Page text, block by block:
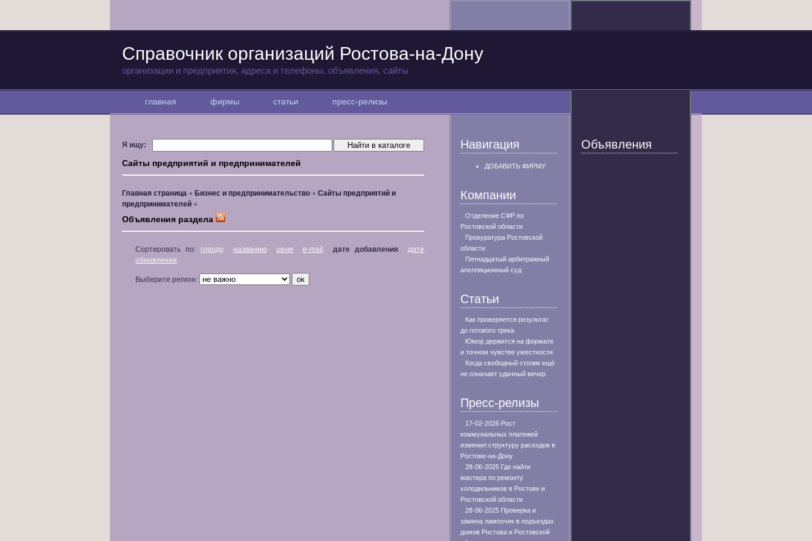
Справочник организаций Ростова-на-Дону
организации и предприятия, адреса и телефоны, объявления, сайты
главная фирмы статьи пресс-релизы
Я ищу:
Сайты предприятий и предпринимателей
Главная страница Бизнес и предпринимательство
Сайты предприятий и
предпринимателей
Объявления раздела
Сортировать по: городу названию цене e-mail дате добавления
дате
обновления
Выберите регион:
Навигация
ДОБАВИТЬ ФИРМУ
Компании
Отделение СФР по
Ростовской области
Прокуратура Ростовской
области
Пятнадцатый арбитражный
апелляционный суд
Статьи
Как проверяется результат
до готового трека
Юмор держится на формате
и точном чувстве уместности
Когда свободный столик ещё
не означает удачный вечер
Пресс-релизы
17-02-2026 Рост
коммунальных платежей
изменил структуру расходов в
Ростове-на-Дону
28-06-2025 Где найти
мастера по ремонту
холодильников в Ростове и
Ростовской области
28-06-2025 Проверка и
замена лампочек в подъездах
домов Ростова и Ростовской
Объявления